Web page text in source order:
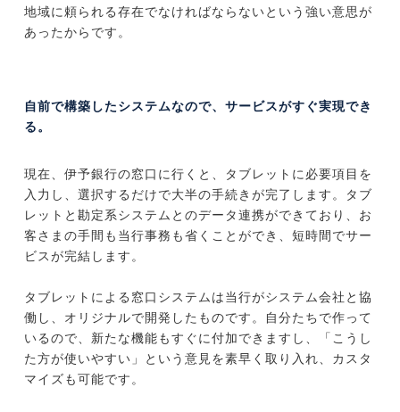
地域に頼られる存在でなければならないという強い意思が
あったからです。
自前で構築したシステムなので、サービスがすぐ実現でき
る。
現在、伊予銀行の窓口に行くと、タブレットに必要項目を
入力し、選択するだけで大半の手続きが完了します。タブ
レットと勘定系システムとのデータ連携ができており、お
客さまの手間も当行事務も省くことができ、短時間でサー
ビスが完結します。
タブレットによる窓口システムは当行がシステム会社と協
働し、オリジナルで開発したものです。自分たちで作って
いるので、新たな機能もすぐに付加できますし、「こうし
た方が使いやすい」という意見を素早く取り入れ、カスタ
マイズも可能です。